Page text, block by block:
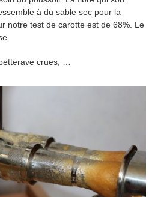
à du sable sec pour la
notre test de carotte est de 68%. Le
crues, …